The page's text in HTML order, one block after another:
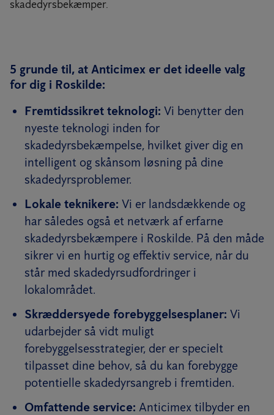
skadedyrsbekæmper.
5 grunde til, at Anticimex er det ideelle valg
for dig i Roskilde:
Fremtidssikret teknologi: Vi benytter den
nyeste teknologi inden for
skadedyrsbekæmpelse, hvilket giver dig en
intelligent og skånsom løsning på dine
skadedyrsproblemer.
Lokale teknikere: Vi er landsdækkende og
har således også et netværk af erfarne
skadedyrsbekæmpere i Roskilde. På den måde
sikrer vi en hurtig og effektiv service, når du
står med skadedyrsudfordringer i
lokalområdet.
Skræddersyede forebyggelsesplaner: Vi
udarbejder så vidt muligt
forebyggelsesstrategier, der er specielt
tilpasset dine behov, så du kan forebygge
potentielle skadedyrsangreb i fremtiden.
Omfattende service: Anticimex tilbyder en